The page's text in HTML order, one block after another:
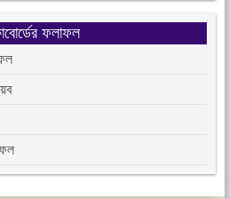
ফলাফল